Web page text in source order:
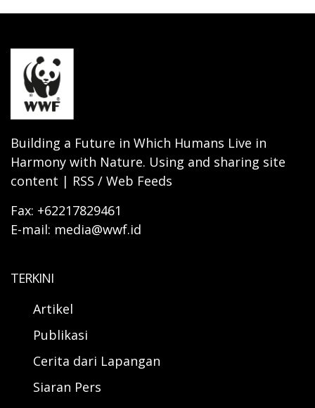
Building a Future in Which Humans Live in
Harmony with Nature. Using and sharing site
content | RSS / Web Feeds
Fax: +62217829461
E-mail: media@wwf.id
TERKINI
Artikel
Publikasi
Cerita dari Lapangan
Siaran Pers